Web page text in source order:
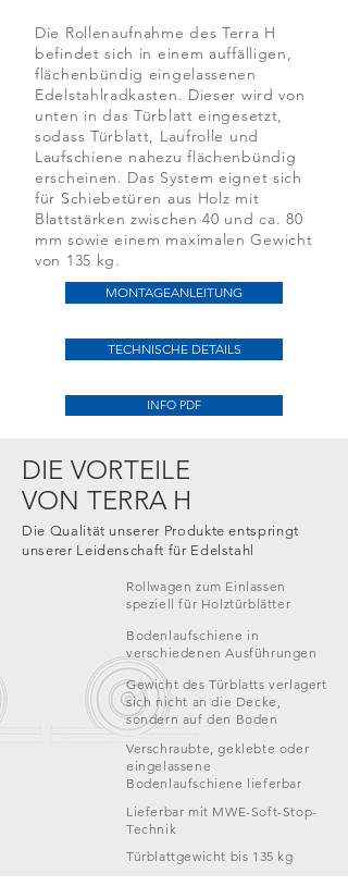
Die Rollenaufnahme des Terra H
befindet sich in einem auffälligen,
flächenbündig eingelassenen
Edelstahlradkasten. Dieser wird von
unten in das Türblatt eingesetzt,
sodass Türblatt, Laufrolle und
Laufschiene nahezu flächenbündig
erscheinen. Das System eignet sich
für Schiebetüren aus Holz mit
Blattstärken zwischen 40 und ca. 80
mm sowie einem maximalen Gewicht
von 135 kg.
MONTAGEANLEITUNG
TECHNISCHE DETAILS
INFO PDF
DIE VORTEILE
VON TERRA H
Die Qualität unserer Produkte entspringt
unserer Leidenschaft für Edelstahl
Rollwagen zum Einlassen
speziell für Holztürblätter
Bodenlaufschiene in
verschiedenen Ausführungen
Gewicht des Türblatts verlagert
sich nicht an die Decke,
sondern auf den Boden
Verschraubte, geklebte oder
eingelassene
Bodenlaufschiene lieferbar
Lieferbar mit MWE-Soft-Stop-
Technik
Türblattgewicht bis 135 kg